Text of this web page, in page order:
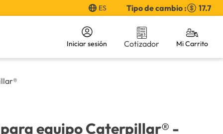
ES Tipo de cambio : 17.7
Iniciar sesión Cotizador
para equipo Caterpillar® -